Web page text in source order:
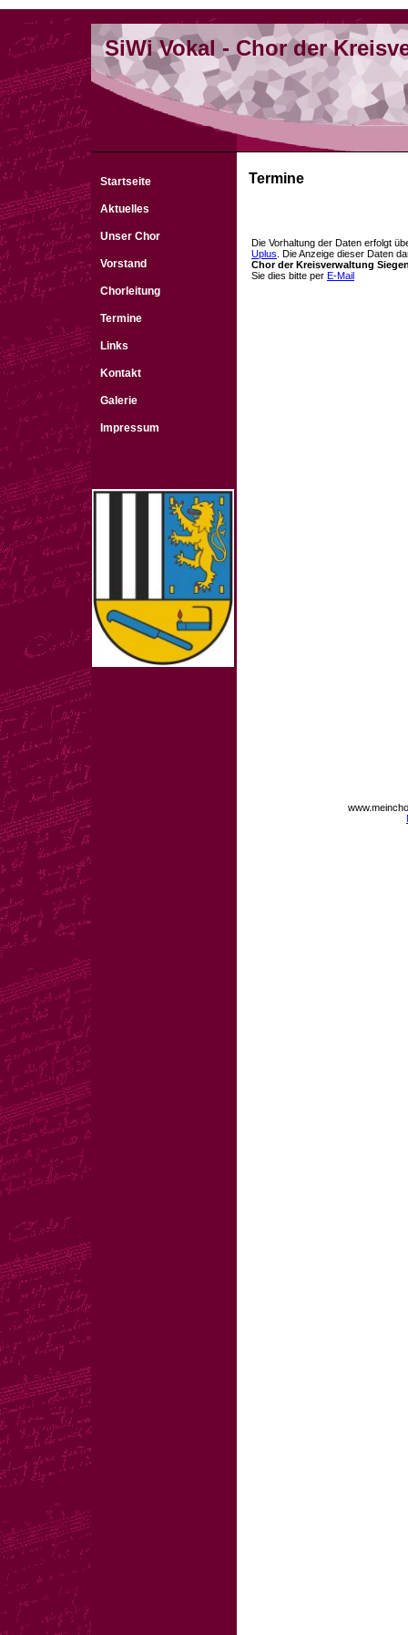
SiWi Vokal - Chor der
Startseite
Aktuelles
Unser Chor
Vorstand
Chorleitung
Termine
Links
Kontakt
Galerie
Impressum
Termine
Die Vorhaltung der Daten erfolgt
Uplus . Die Anzeige dieser Daten
Chor der Kreisverwaltung
Sie dies bitte per E-Mail